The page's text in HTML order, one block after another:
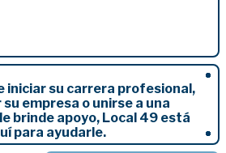
iniciar su carrera profesional,
empresa o unirse a una
brinde apoyo, Local 49 está
para ayudarle.